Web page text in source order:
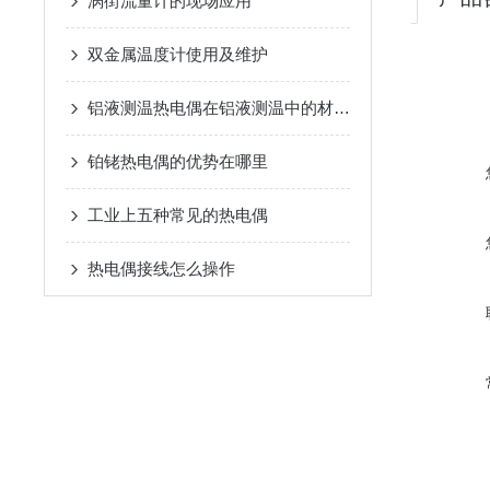
双金属温度计使用及维护
铝液测温热电偶在铝液测温中的材料与工艺选择
铂铑热电偶的优势在哪里
工业上五种常见的热电偶
热电偶接线怎么操作